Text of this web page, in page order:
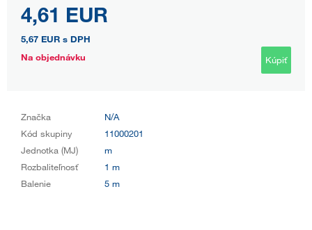
4,61 EUR
5,67 EUR s DPH
Na objednávku
Kúpiť
Značka
N/A
Kód skupiny
11000201
Jednotka (MJ)
m
Rozbaliteľnosť
1 m
Balenie
5 m